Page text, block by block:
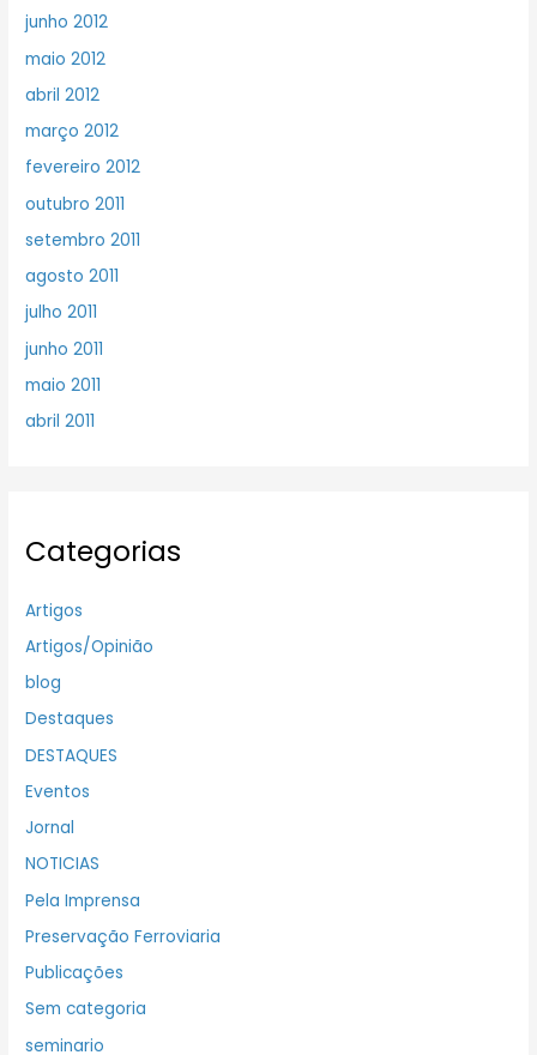
junho 2012
maio 2012
abril 2012
março 2012
fevereiro 2012
outubro 2011
setembro 2011
agosto 2011
julho 2011
junho 2011
maio 2011
abril 2011
Categorias
Artigos
Artigos/Opinião
blog
Destaques
DESTAQUES
Eventos
Jornal
NOTICIAS
Pela Imprensa
Preservação Ferroviaria
Publicações
Sem categoria
seminario